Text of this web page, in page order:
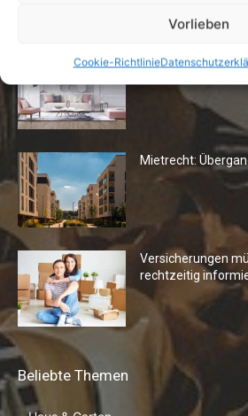
Vorlieben
Cookie-Richtlinie
Die Redaktion empfiehlt
Fototapeten:
Mietrecht:
Versicherungen
rechtzeitig
Beliebte Themen